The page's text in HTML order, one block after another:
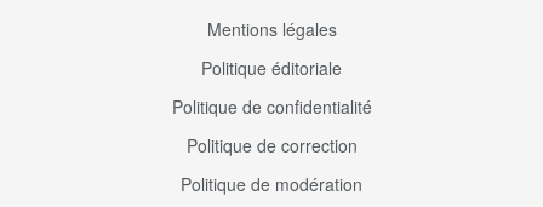
Mentions légales
Politique éditoriale
Politique de confidentialité
Politique de correction
Politique de modération